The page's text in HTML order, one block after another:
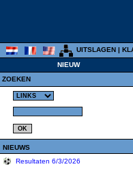
UITSLAGEN |
NIEUW
ZOEKEN
NIEUWS
Resultaten 6/3/2026